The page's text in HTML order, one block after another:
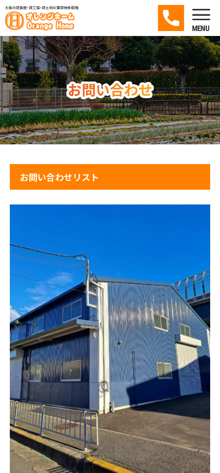
お問い合わせリスト